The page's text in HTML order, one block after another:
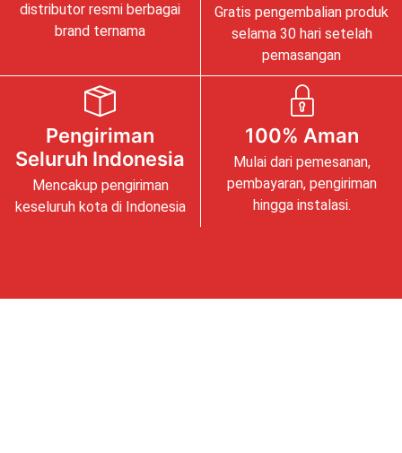
distributor resmi berbagai
brand ternama
Gratis pengembalian produk
selama 30 hari setelah
pemasangan
Pengiriman
Seluruh Indonesia
Mencakup pengiriman
keseluruh kota di Indonesia
100% Aman
Mulai dari pemesanan,
pembayaran, pengiriman
hingga instalasi.